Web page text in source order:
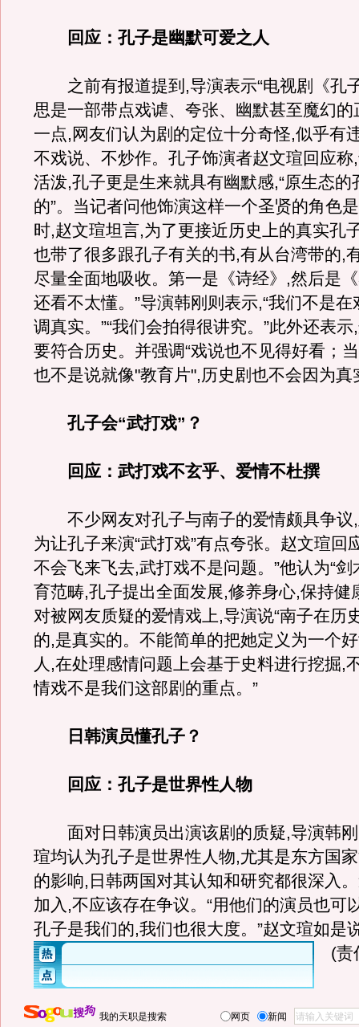
回应：孔子是幽默可爱之人
之前有报道提到,导演表示“电视剧《孔
思是一部带点戏谑、夸张、幽默甚至魔幻的
一点,网友们认为剧的定位十分奇怪,似乎有
不戏说、不炒作。孔子饰演者赵文瑄回应称
活泼,孔子更是生来就具有幽默感,“原生态的
的”。当记者问他饰演这样一个圣贤的角色
时,赵文瑄坦言,为了更接近历史上的真实孔
也带了很多跟孔子有关的书,有从台湾带的,
尽量全面地吸收。第一是《诗经》,然后是
还看不太懂。”导演韩刚则表示,“我们不是
调真实。”“我们会拍得很讲究。”此外还表
要符合历史。并强调“戏说也不见得好看；
也不是说就像"教育片",历史剧也不会因为真
孔子会“武打戏”？
回应：武打戏不玄乎、爱情不杜撰
不少网友对孔子与南子的爱情颇具争议,
为让孔子来演“武打戏”有点夸张。赵文瑄回
不会飞来飞去,武打戏不是问题。”他认为“
育范畴,孔子提出全面发展,修养身心,保持健
对被网友质疑的爱情戏上,导演说“南子在历
的,是真实的。不能简单的把她定义为一个
人,在处理感情问题上会基于史料进行挖掘,
情戏不是我们这部剧的重点。”
日韩演员懂孔子？
回应：孔子是世界性人物
面对日韩演员出演该剧的质疑,导演韩刚
瑄均认为孔子是世界性人物,尤其是东方国
的影响,日韩两国对其认知和研究都很深入
加入,不应该存在争议。“用他们的演员也可
孔子是我们的,我们也很大度。”赵文瑄如是
(责
我的天职是搜索 网页 新闻